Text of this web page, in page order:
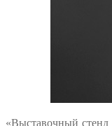
«Выставочный стенд